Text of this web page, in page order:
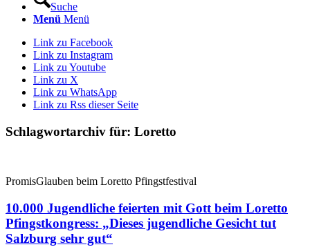
Suche
Menü Menü
Link zu Facebook
Link zu Instagram
Link zu Youtube
Link zu X
Link zu WhatsApp
Link zu Rss dieser Seite
Schlagwortarchiv für: Loretto
PromisGlauben beim Loretto Pfingstfestival
10.000 Jugendliche feierten mit Gott beim Loretto
Pfingstkongress: „Dieses jugendliche Gesicht tut
Salzburg sehr gut“